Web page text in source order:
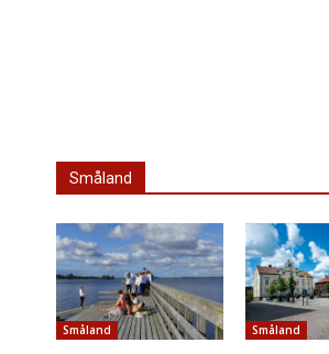
Småland
Småland Småland